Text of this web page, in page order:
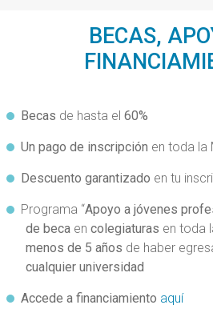
BECAS,
Becas de hasta el 60%
Un pago de inscripción en toda la
Descuento garantizado en tu
Programa “Apoyo a jóvenes
de beca en colegiaturas en toda
menos de 5 años de haber
cualquier universidad
Accede a financiamiento aquí